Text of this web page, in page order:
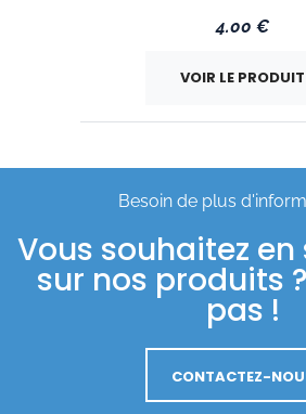
4.00 €
VOIR LE PRODUIT
Besoin de plus
Vous souhaitez
sur nos produits
pas !
CONTACTEZ-